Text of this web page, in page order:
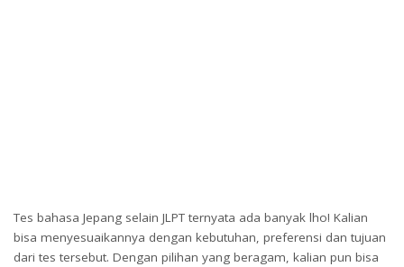
Tes bahasa Jepang selain JLPT ternyata ada banyak lho! Kalian
bisa menyesuaikannya dengan kebutuhan, preferensi dan tujuan
dari tes tersebut. Dengan pilihan yang beragam, kalian pun bisa